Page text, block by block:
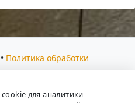
• Политика обработки
рейтинги и
для аналитики